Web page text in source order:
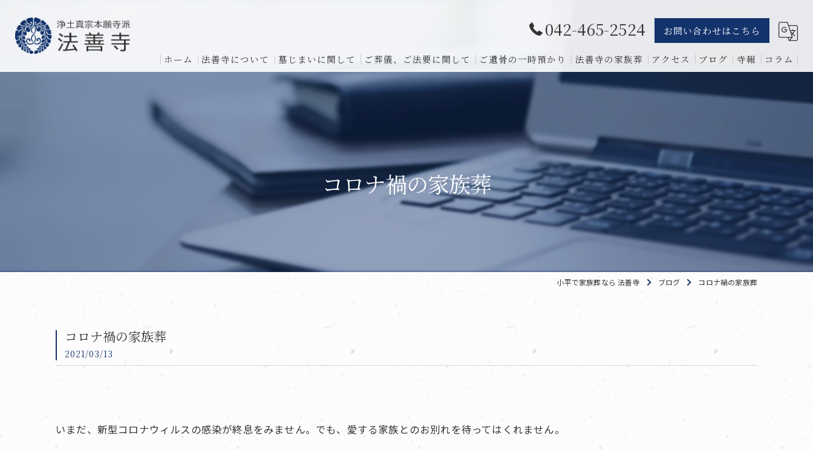
042-465-2524 お問い合わせはこちら
ホーム 法善寺について 墓じまいに関して ご葬儀、ご法要に関して ご遺骨の一時預かり 法善寺の家族葬
費用
1日葬
相談
アクセス ブログ 寺報 コラム
コロナ禍の家族葬
小平で家族葬なら 法善寺 ブログ コロナ禍の家族葬
コロナ禍の家族葬
2021/03/13
いまだ、新型コロナウィルスの感染が終息をみません。でも、愛する家族とのお別れを待ってはくれません。